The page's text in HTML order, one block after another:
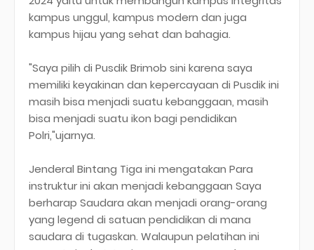
kampus unggul, kampus modern dan juga
kampus hijau yang sehat dan bahagia.
"Saya pilih di Pusdik Brimob sini karena saya
memiliki keyakinan dan kepercayaan di Pusdik ini
masih bisa menjadi suatu kebanggaan, masih
bisa menjadi suatu ikon bagi pendidikan
Polri,"ujarnya.
Jenderal Bintang Tiga ini mengatakan Para
instruktur ini akan menjadi kebanggaan Saya
berharap Saudara akan menjadi orang-orang
yang legend di satuan pendidikan di mana
saudara di tugaskan. Walaupun pelatihan ini